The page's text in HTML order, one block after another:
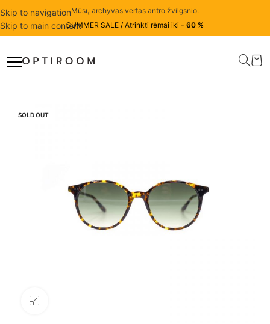
Skip to navigation
Skip to main content
Mūsų archyvas vertas antro žvilgsnio.
SUMMER SALE / Atrinkti rėmai iki - 60 %
SOLD OUT